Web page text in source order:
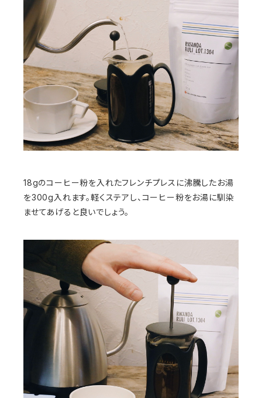
18gのコーヒー粉を入れたフレンチプレスに沸騰したお湯
を300g入れます。軽くステアし、コーヒー粉をお湯に馴染
ませてあげると良いでしょう。